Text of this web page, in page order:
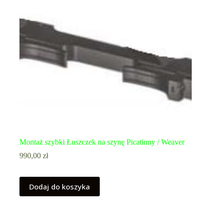
Montaż szybki Łuszczek na szynę Picatinny / Weaver
990,00 zł
Dodaj do koszyka